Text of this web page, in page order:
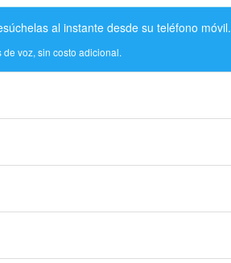
al instante desde su teléfono móvil.
voz, sin costo adicional.